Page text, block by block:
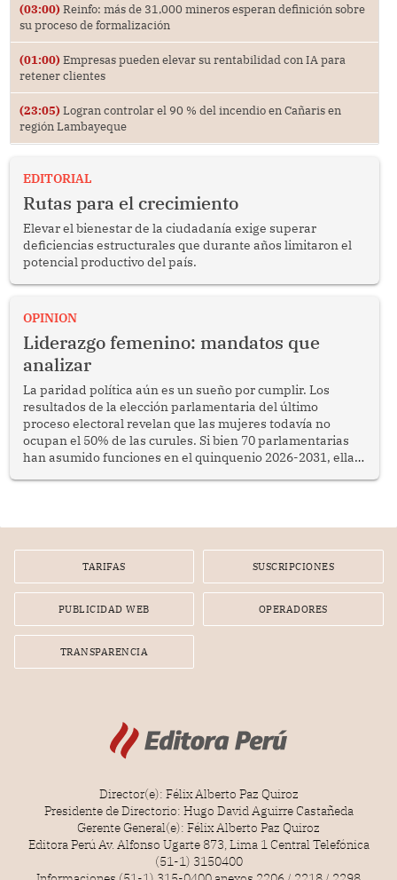
(03:00) Reinfo: más de 31,000 mineros esperan definición sobre
su proceso de formalización
(01:00) Empresas pueden elevar su rentabilidad con IA para
retener clientes
(23:05) Logran controlar el 90 % del incendio en Cañaris en
región Lambayeque
EDITORIAL
Rutas para el crecimiento
Elevar el bienestar de la ciudadanía exige superar
deficiencias estructurales que durante años limitaron el
potencial productivo del país.
OPINION
Liderazgo femenino: mandatos que
analizar
La paridad política aún es un sueño por cumplir. Los
resultados de la elección parlamentaria del último
proceso electoral revelan que las mujeres todavía no
ocupan el 50% de las curules. Si bien 70 parlamentarias
han asumido funciones en el quinquenio 2026-2031, ellas
TARIFAS SUSCRIPCIONES
PUBLICIDAD WEB OPERADORES
TRANSPARENCIA
Director(e): Félix Alberto Paz Quiroz
Presidente de Directorio: Hugo David Aguirre Castañeda
Gerente General(e): Félix Alberto Paz Quiroz
Editora Perú Av. Alfonso Ugarte 873, Lima 1 Central Telefónica
(51-1) 3150400